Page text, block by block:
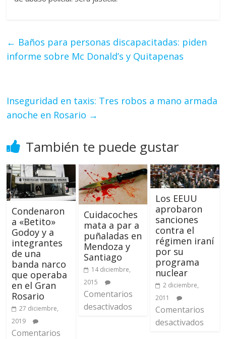
← Baños para personas discapacitadas: piden
informe sobre Mc Donald’s y Quitapenas
Inseguridad en taxis: Tres robos a mano armada
anoche en Rosario →
También te puede gustar
Condenaron
a «Betito»
Godoy y a
integrantes
de una
banda narco
que operaba
en el Gran
Rosario
27 diciembre,
2019
Comentarios
Cuidacoches
mata a par a
puñaladas en
Mendoza y
Santiago
14 diciembre,
2015
Comentarios
desactivados
Los EEUU
aprobaron
sanciones
contra el
régimen iraní
por su
programa
nuclear
2 diciembre,
2011
Comentarios
desactivados